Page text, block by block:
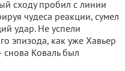
сходу пробил с линии
чудеса реакции, сумел
удар. Не успели
эпизода, как уже Хавьер
Коваль был